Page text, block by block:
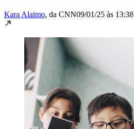
Kara Alaimo, da CNN09/01/25 às 13:38